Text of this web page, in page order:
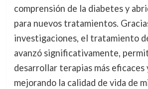
comprensión de la diabetes y
para nuevos tratamientos.
investigaciones, el tratamiento
avanzó significativamente,
desarrollar terapias más eficaces
mejorando la calidad de vida de